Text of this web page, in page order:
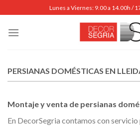
content
Lunes a Viernes: 9.00 a 14.00h /
PERSIANAS DOMÉSTICAS EN
Montaje y venta de persianas
En DecorSegria contamos con servicio